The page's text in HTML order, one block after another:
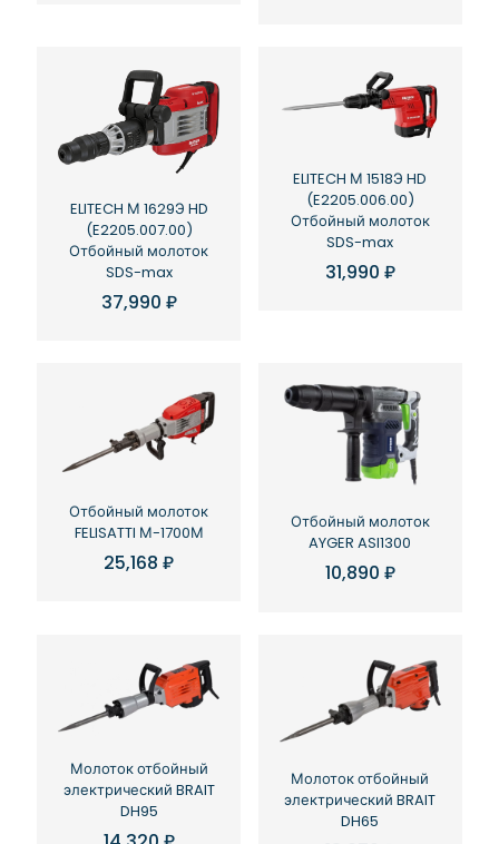
ELITECH М 1629Э HD
(E2205.007.00)
Отбойный молоток
SDS-max
37,990 ₽
ELITECH М 1518Э HD
(E2205.006.00)
Отбойный молоток
SDS-max
31,990 ₽
Отбойный молоток
FELISATTI М-1700М
25,168₽
Отбойный молоток
AYGER ASI1300
10,890 ₽
Молоток отбойный
электрический BRAIT
DH95
Молоток отбойный
электрический BRAIT
DH65